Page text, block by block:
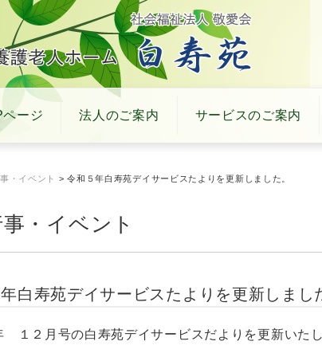
ージ 法人のご案内 サービスのご案内
・イベント > 令和５年白寿苑デイサービスたよりを更新しました。
・イベント
白寿苑デイサービスたよりを更新しまし
１２月号の白寿苑デイサービスだよりを更新いたし